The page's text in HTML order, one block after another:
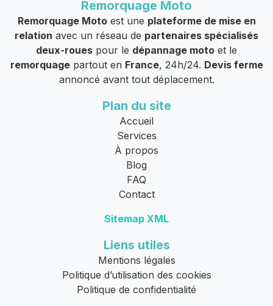
Remorquage Moto
Remorquage Motoest une plateforme de mise en
relation avec un réseau de partenaires spécialisés
deux-roues pour le dépannage moto et le
remorquagepartout en France, 24h/24. Devis ferme
annoncé avant tout déplacement.
Plan du site
Accueil
Services
À propos
Blog
FAQ
Contact
Sitemap XML
Liens utiles
Mentions légales
Politique d’utilisation des cookies
Politique de confidentialité